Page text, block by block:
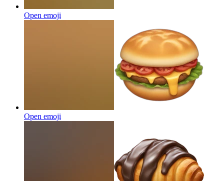
Open emoji
Open emoji